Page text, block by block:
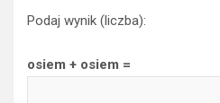
Podaj wynik (liczba):
osiem + osiem =